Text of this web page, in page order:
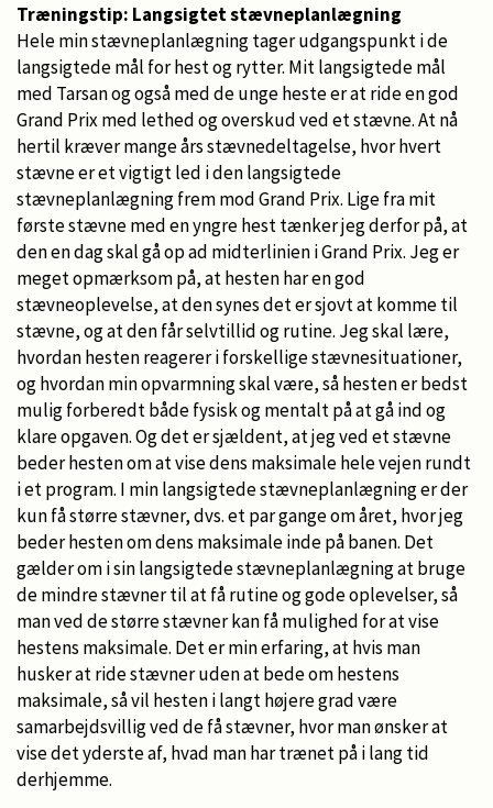
Træningstip: Langsigtet stævneplanlægning
Hele min stævneplanlægning tager udgangspunkt i de
langsigtede mål for hest og rytter. Mit langsigtede mål
med Tarsan og også med de unge heste er at ride en god
Grand Prix med lethed og overskud ved et stævne. At nå
hertil kræver mange års stævnedeltagelse, hvor hvert
stævne er et vigtigt led i den langsigtede
stævneplanlægning frem mod Grand Prix. Lige fra mit
første stævne med en yngre hest tænker jeg derfor på, at
den en dag skal gå op ad midterlinien i Grand Prix. Jeg er
meget opmærksom på, at hesten har en god
stævneoplevelse, at den synes det er sjovt at komme til
stævne, og at den får selvtillid og rutine. Jeg skal lære,
hvordan hesten reagerer i forskellige stævnesituationer,
og hvordan min opvarmning skal være, så hesten er bedst
mulig forberedt både fysisk og mentalt på at gå ind og
klare opgaven. Og det er sjældent, at jeg ved et stævne
beder hesten om at vise dens maksimale hele vejen rundt
i et program. I min langsigtede stævneplanlægning er der
kun få større stævner, dvs. et par gange om året, hvor jeg
beder hesten om dens maksimale inde på banen. Det
gælder om i sin langsigtede stævneplanlægning at bruge
de mindre stævner til at få rutine og gode oplevelser, så
man ved de større stævner kan få mulighed for at vise
hestens maksimale. Det er min erfaring, at hvis man
husker at ride stævner uden at bede om hestens
maksimale, så vil hesten i langt højere grad være
samarbejdsvillig ved de få stævner, hvor man ønsker at
vise det yderste af, hvad man har trænet på i lang tid
derhjemme.